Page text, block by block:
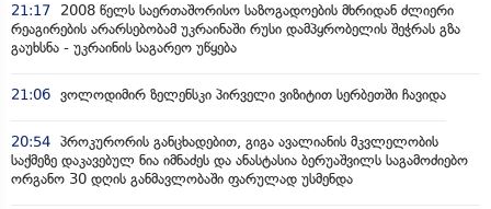
21:17
2008 წელს საერთაშორისო საზოგადოების მხრიდან ძლიერი
რეაგირების არარსებობამ უკრაინაში რუსი დამპყრობელის შეჭრას გზა
გაუხსნა - უკრაინის საგარეო უწყება
21:06 ვოლოდიმირ ზელენსკი პირველი ვიზიტით სერბეთში ჩავიდა
20:54 პროკურორის განცხადებით, გიგა ავალიანის მკვლელობის
საქმეზე დაკავებულ ნია იმნაძეს და ანასტასია ბერუაშვილს საგამოძიებო
ორგანო 30 დღის განმავლობაში ფარულად უსმენდა